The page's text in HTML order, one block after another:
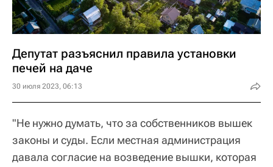
Депутат разъяснил правила установки
печей на даче
30 июля 2023, 06:13
"Не нужно думать, что за собственников вышек
законы и суды. Если местная администрация
давала согласие на возведение вышки, которая